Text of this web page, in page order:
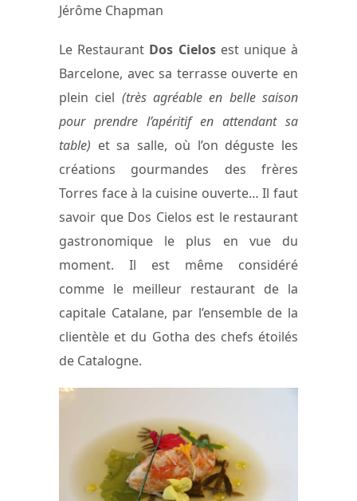
Jérôme Chapman
Le Restaurant Dos Cielosest unique à
Barcelone, avec sa terrasse ouverte en
plein ciel (très agréable en belle saison
pour prendre l’apéritif en attendant sa
table) et sa salle, où l’on déguste les
créations gourmandes des frères
Torres face à la cuisine ouverte… Il faut
savoir que Dos Cielos est le restaurant
gastronomique le plus en vue du
moment. Il est même considéré
comme le meilleur restaurant de la
capitale Catalane, par l’ensemble de la
clientèle et du Gotha des chefs étoilés
de Catalogne.